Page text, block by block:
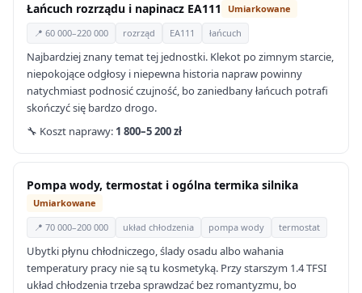
Łańcuch rozrządu i napinacz EA111 Umiarkowane
📍 60 000–220 000 rozrząd EA111 łańcuch
Najbardziej znany temat tej jednostki. Klekot po zimnym starcie,
niepokojące odgłosy i niepewna historia napraw powinny
natychmiast podnosić czujność, bo zaniedbany łańcuch potrafi
skończyć się bardzo drogo.
🔧 Koszt naprawy: 1 800–5 200 zł
Pompa wody, termostat i ogólna termika silnika
Umiarkowane
📍 70 000–200 000
układ chłodzenia pompa wody termostat
Ubytki płynu chłodniczego, ślady osadu albo wahania
temperatury pracy nie są tu kosmetyką. Przy starszym 1.4 TFSI
układ chłodzenia trzeba sprawdzać bez romantyzmu, bo